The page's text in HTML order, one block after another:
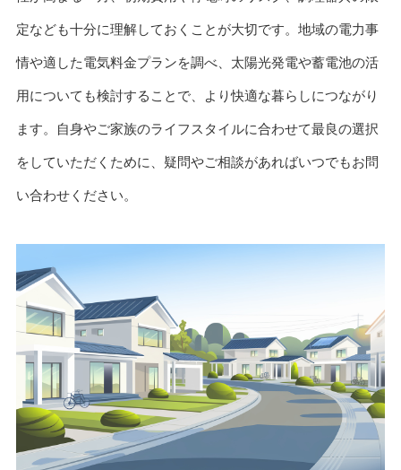
定なども十分に理解しておくことが大切です。地域の電力事
情や適した電気料金プランを調べ、太陽光発電や蓄電池の活
用についても検討することで、より快適な暮らしにつながり
ます。自身やご家族のライフスタイルに合わせて最良の選択
をしていただくために、疑問やご相談があればいつでもお問
い合わせください。